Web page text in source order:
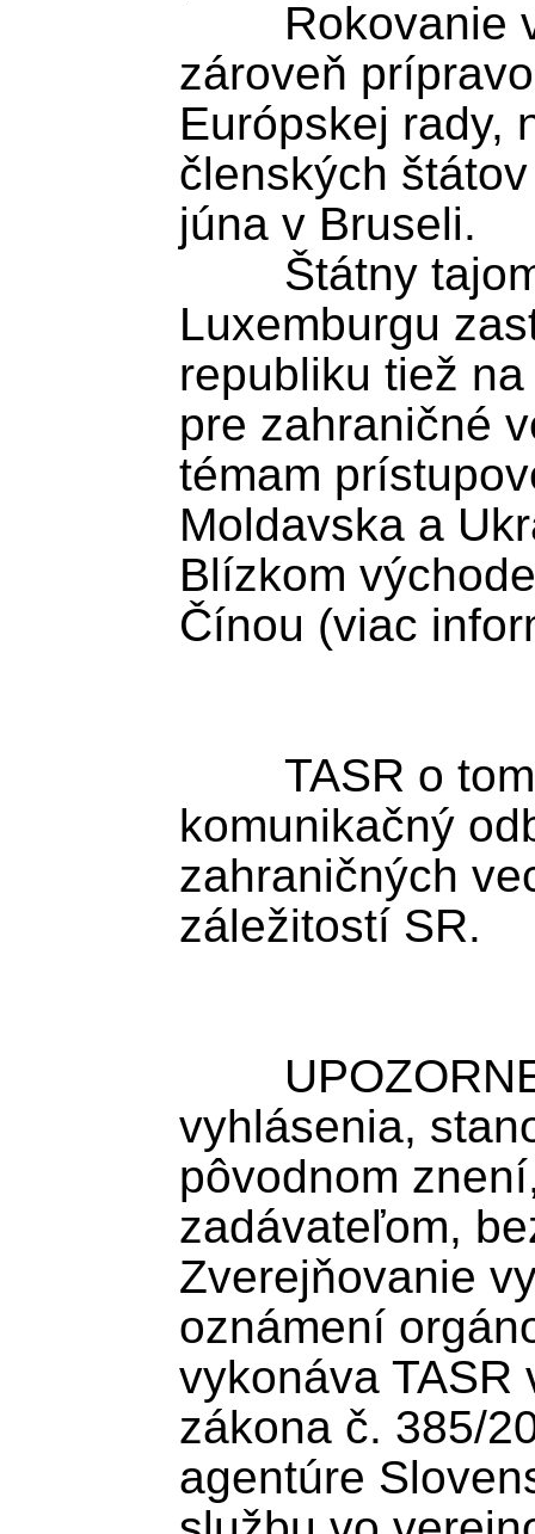
zároveň
Európskej rady,
členských
júna v Bruseli.
Luxemburgu
republiku tiež
pre zahraničné
témam
Moldavska a
Blízkom
Čínou (viac
komunikačný
zahraničných
záležitostí SR.
vyhlásenia,
pôvodnom
zadávateľom,
Zverejňovanie
oznámení
vykonáva TASR
zákona č. 385/
agentúre